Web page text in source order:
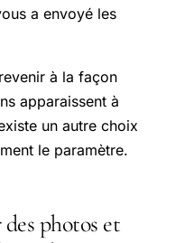
a envoyé les
à la façon
apparaissent à
un autre choix
le paramètre.
photos et